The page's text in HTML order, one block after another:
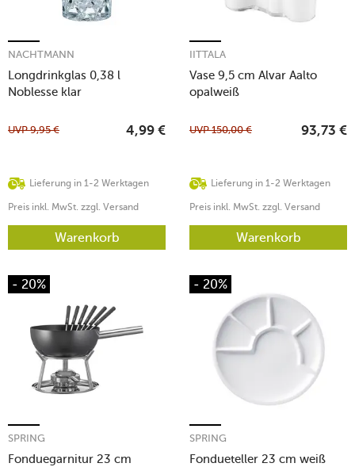
Longdrinkglas 0,38 l
Noblesse klar
NACHTMANN
Lieferung in 1-2 Werktagen
UVP9,95 € 4,99 €
Preis inkl. MwSt. zzgl. Versand
Warenkorb
Vase 9,5 cm Alvar Aalto
opalweiß
IITTALA
Lieferung in 1-2 Werktagen
UVP150,00 € 93,73 €
Preis inkl. MwSt. zzgl. Versand
Warenkorb
- 20%
Fonduegarnitur 23 cm
SPRING
- 20%
Fondueteller 23 cm weiß
SPRING